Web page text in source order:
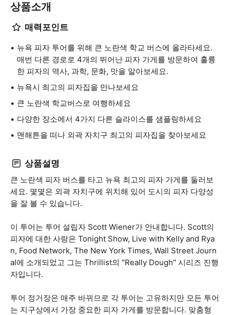
상품소개
매력포인트
뉴욕 피자 투어를 위해 큰 노란색 학교 버스에 올라타세요.
매번 다른 경로로 4개의 뛰어난 피자 가게를 방문하여 훌륭
한 피자의 역사, 과학, 문화, 맛을 알아보세요.
뉴욕시 최고의 피자집을 만나보세요
큰 노란색 학교버스로 여행하세요
다양한 장소에서 4가지 다른 슬라이스를 샘플링하세요
맨해튼을 떠나 외곽 자치구 최고의 피자집을 찾아보세요
상품설명
큰 노란색 피자 버스를 타고 뉴욕 최고의 피자 가게를 둘러보
세요. 몇몇은 외곽 자치구에 위치해 있어 도시의 피자 다양성
을 잘 볼 수 있습니다.
이 투어는 투어 설립자 Scott Wiener가 안내합니다. Scott의
피자에 대한 사랑은 Tonight Show, Live with Kelly and Rya
n, Food Network, The New York Times, Wall Street Journ
al에 소개되었고 그는 Thrillist의 "Really Dough" 시리즈 진행
자입니다.
투어 정거장은 매주 바뀌므로 각 투어는 고유하지만 모든 투어
는 지구상에서 가장 중요한 피자 가게를 방문합니다. 맞춤형